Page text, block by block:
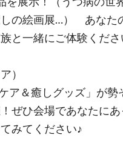
の絵画展…） あなた
と一緒にご体験くださ
）
ア＆癒しグッズ」が勢
ぜひ会場であなたにあ
みてください♪